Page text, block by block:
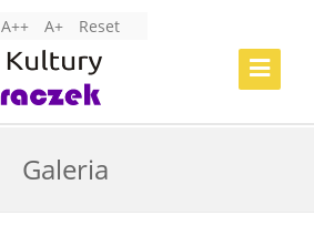
A++ A+ Reset
Toggle
Galeria